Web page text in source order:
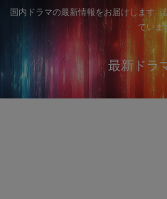
国内ドラマの最新情報をお届けします
ていま
最新ドラ